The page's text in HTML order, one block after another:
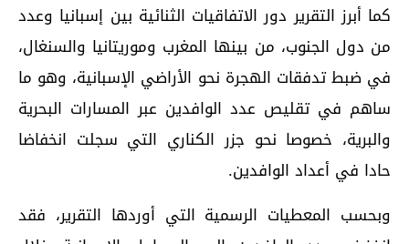
كما أبرز التقرير دور الاتفاقيات الثنائية بين إسبانيا وعدد
من دول الجنوب، من بينها المغرب وموريتانيا والسنغال،
في ضبط تدفقات الهجرة نحو الأراضي الإسبانية، وهو ما
ساهم في تقليص عدد الوافدين عبر المسارات البحرية
والبرية، خصوصا نحو جزر الكناري التي سجلت انخفاضا
حادا في أعداد الوافدين.
وبحسب المعطيات الرسمية التي أوردها التقرير، فقد